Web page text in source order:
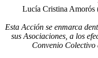
Lucía Cristina
Esta Acción se enmarca
sus Asociaciones, a los
Convenio